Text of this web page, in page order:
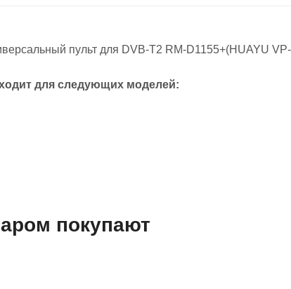
пульт для DVB-T2 RM-D1155+(HUAYU
для следующих моделей:
покупают